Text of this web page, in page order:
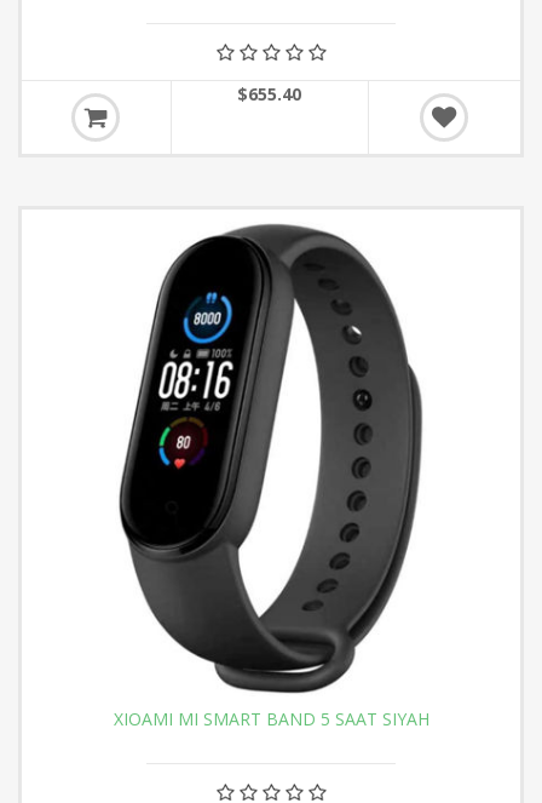
$655.40
XIOAMI MI SMART BAND 5 SAAT SIYAH